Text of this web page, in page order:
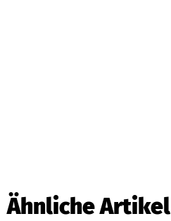
Ähnliche Artikel